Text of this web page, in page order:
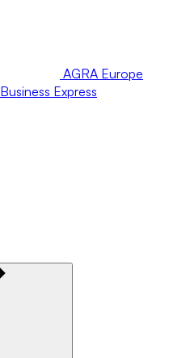
AGRA Europe
Business Express